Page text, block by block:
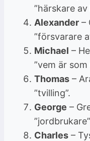
”härskare av
Alexander –
”försvarare
Michael –
”vem är som
Thomas –
”tvilling”.
George –
Charles –